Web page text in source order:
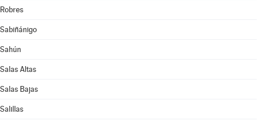
Robres
Sabiñánigo
Sahún
Salas Altas
Salas Bajas
Salillas